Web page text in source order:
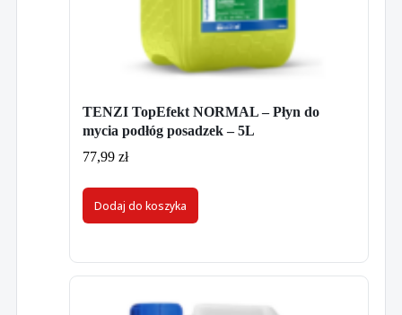
TENZI TopEfekt NORMAL – Płyn do
mycia podłóg posadzek – 5L
77,99 zł
Dodaj do koszyka